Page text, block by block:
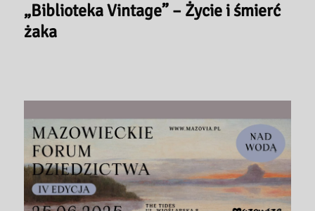
„Biblioteka Vintage” – Życie i śmierć
żaka